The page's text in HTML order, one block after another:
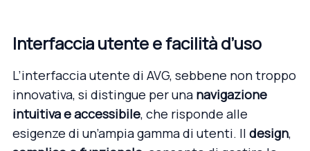
Interfaccia utente e facilità d’uso
L’interfaccia utente di AVG, sebbene non troppo
innovativa, si distingue per una navigazione
intuitiva e accessibile, che risponde alle
esigenze di un’ampia gamma di utenti. Il design,